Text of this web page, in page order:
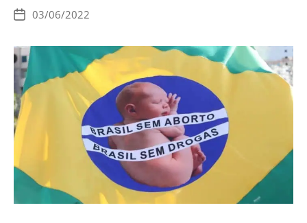
em
a
hospital
em
Florianópolis
Data
publicação
03/06/2022